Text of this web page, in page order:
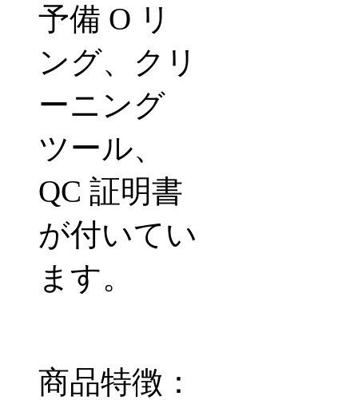
予備 O リ
ング、クリ
ーニング
ツール、
QC 証明書
が付いてい
ます。
商品特徴：